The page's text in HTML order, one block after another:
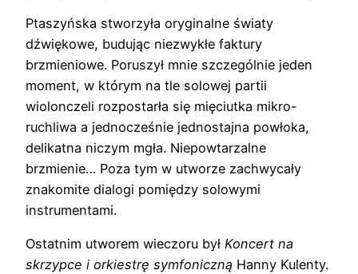
Ptaszyńska stworzyła oryginalne światy
dźwiękowe, budując niezwykłe faktury
brzmieniowe. Poruszył mnie szczególnie jeden
moment, w którym na tle solowej partii
wiolonczeli rozpostarła się mięciutka mikro-
ruchliwa a jednocześnie jednostajna powłoka,
delikatna niczym mgła. Niepowtarzalne
brzmienie… Poza tym w utworze zachwycały
znakomite dialogi pomiędzy solowymi
instrumentami.
Ostatnim utworem wieczoru był Koncert na
skrzypce i orkiestrę symfoniczną Hanny Kulenty.